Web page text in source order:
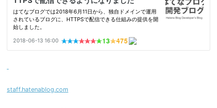
staff.hatenablog.com